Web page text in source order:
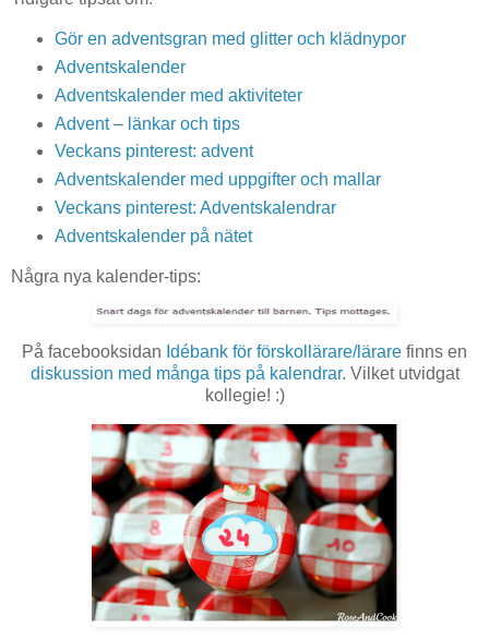
Gör en adventsgran med glitter och klädnypor
Adventskalender
Adventskalender med aktiviteter
Advent – länkar och tips
Veckans pinterest: advent
Adventskalender med uppgifter och mallar
Veckans pinterest: Adventskalendrar
Adventskalender på nätet
Några nya kalender-tips:
På facebooksidan Idébank för förskollärare/lärare finns en
diskussion med många tips på kalendrar. Vilket utvidgat
kollegie! :)